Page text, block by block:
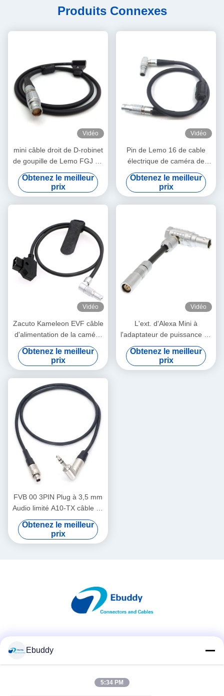
Produits Connexes
Vidéo
mini câble droit de D-robinet
de goupille de Lemo FGJ 2B
8 de cable électrique de 1M
Arri Alexa
Obtenez le meilleur
prix
Vidéo
Pin de Lemo 16 de cable
électrique de caméra de
l'affichage à cristaux liquides
EVF d'épopée/dragon à Pin
16 directement au bon type
de contact
Obtenez le meilleur
prix
Vidéo
Zacuto Kameleon EVF câble
d'alimentation de la caméra
Lemo rotatif angle droit 4
broches mâle à inverse D-
Tap
Obtenez le meilleur
prix
Vidéo
L'ext. d'Alexa Mini à
l'adaptateur de puissance de
RS câblent Lemo 3 Pin
Female To 7 Pin Male
Obtenez le meilleur
prix
FVB 00 3PIN Plug à 3,5 mm
Audio limité A10-TX câble de
code de temps
Obtenez le meilleur
prix
Contactez rapidement
Ebuddy
5:34 PM